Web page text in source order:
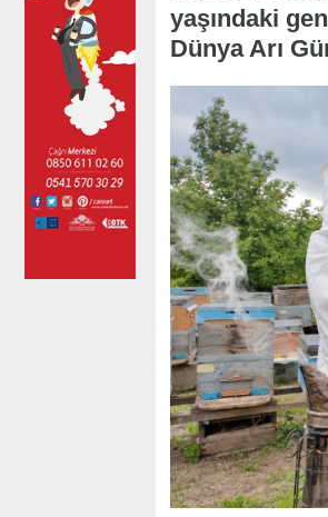
yaşındaki
Dünya Arı